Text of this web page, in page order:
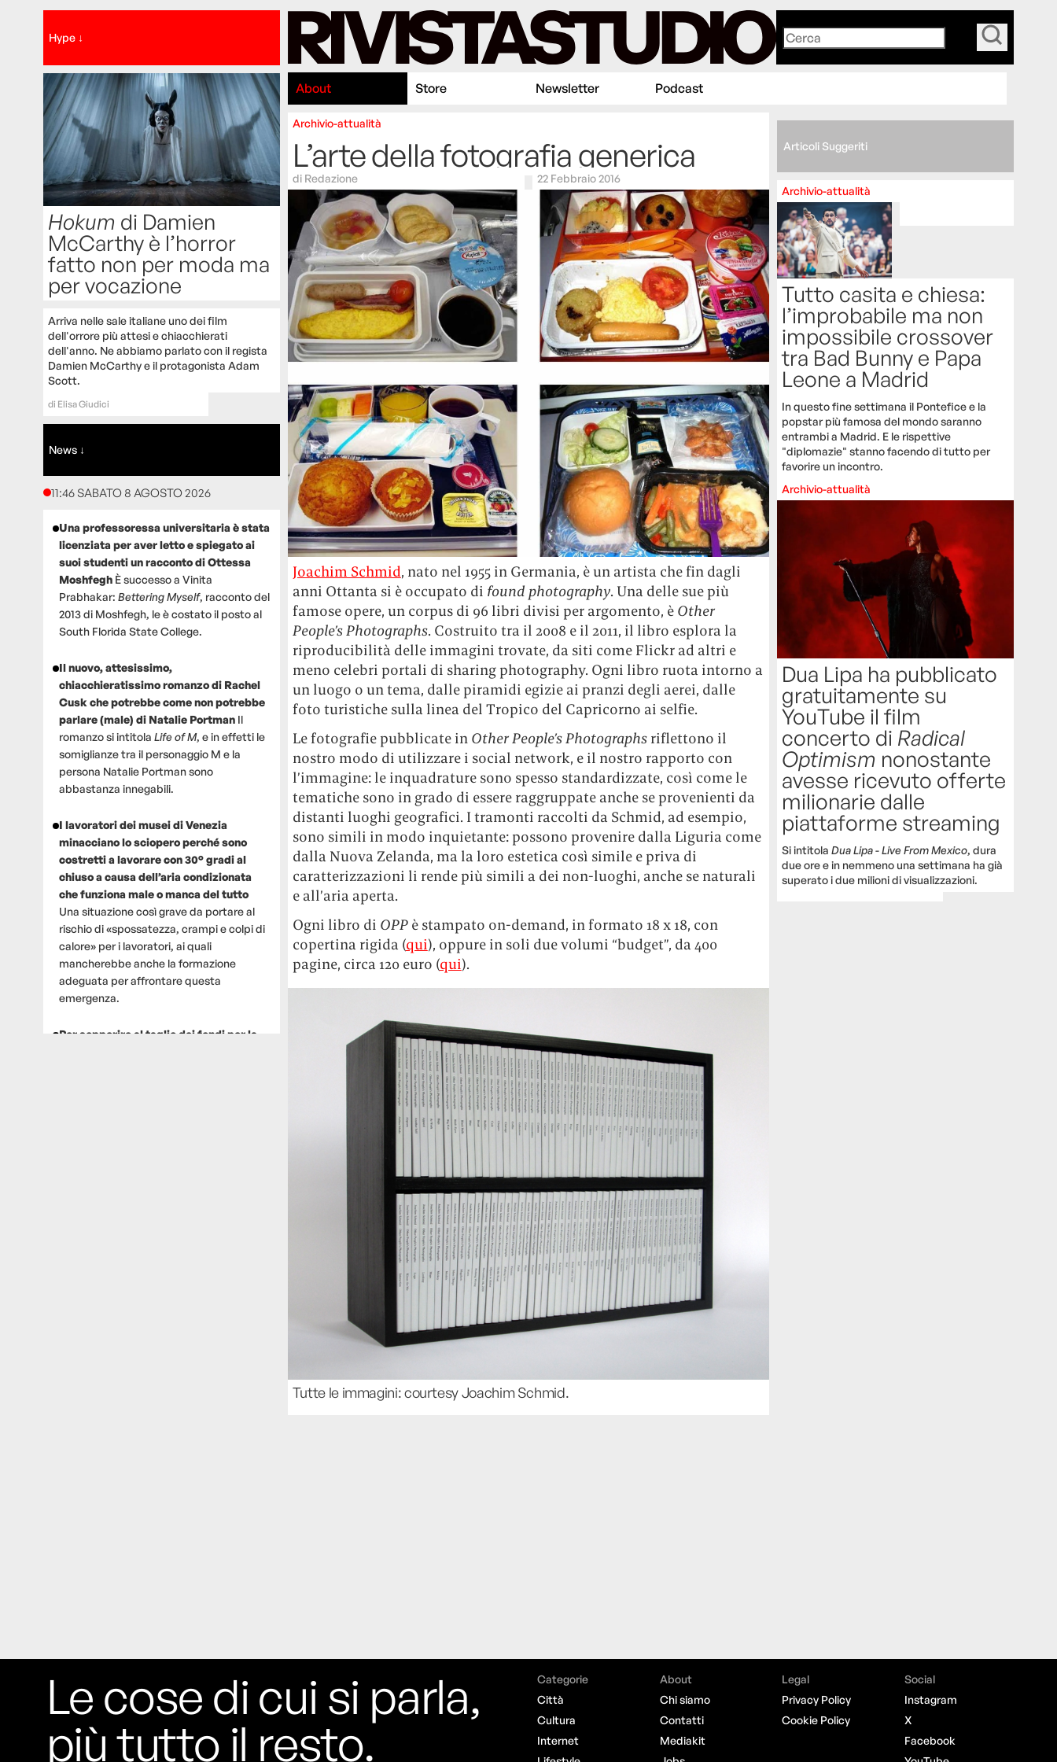
Hype ↓
Hokum di Damien
McCarthy è l’horror
fatto non per moda ma
per vocazione
Arriva nelle sale italiane uno dei film
dell'orrore più attesi e chiacchierati
dell'anno. Ne abbiamo parlato con il regista
Damien McCarthy e il protagonista Adam
Scott.
di Elisa Giudici
News ↓
11:46 SABATO 8 AGOSTO 2026
Una professoressa universitaria è stata
licenziata per aver letto e spiegato ai
suoi studenti un racconto di Ottessa
Moshfegh È successo a Vinita
Prabhakar: Bettering Myself, racconto del
2013 di Moshfegh, le è costato il posto al
South Florida State College.
Il nuovo, attesissimo,
chiacchieratissimo romanzo di Rachel
Cusk che potrebbe come non potrebbe
parlare (male) di Natalie Portman Il
romanzo si intitola Life of M, e in effetti le
somiglianze tra il personaggio M e la
persona Natalie Portman sono
abbastanza innegabili.
I lavoratori dei musei di Venezia
minacciano lo sciopero perché sono
costretti a lavorare con 30° gradi al
chiuso a causa dell’aria condizionata
che funziona male o manca del tutto
Una situazione così grave da portare al
rischio di «spossatezza, crampi e colpi di
calore» per i lavoratori, ai quali
mancherebbe anche la formazione
adeguata per affrontare questa
emergenza.
Per sopperire al taglio dei fondi per la
ha fatto insieme al collettivo LATIN
MAFIA, registrato tutto a Città del
Messico e intitolato (didascalicamente
ma efficacemente) 9 months & 50 hours.
About Store Newsletter Podcast
Archivio-attualità
L’arte della fotografia generica
di Redazione 22 Febbraio 2016
Joachim Schmid, nato nel 1955 in Germania, è un artista che fin dagli
anni Ottanta si è occupato di found photography. Una delle sue più
famose opere, un corpus di 96 libri divisi per argomento, è Other
People’s Photographs. Costruito tra il 2008 e il 2011, il libro esplora la
riproducibilità delle immagini trovate, da siti come Flickr ad altri e
meno celebri portali di sharing photography. Ogni libro ruota intorno a
un luogo o un tema, dalle piramidi egizie ai pranzi degli aerei, dalle
foto turistiche sulla linea del Tropico del Capricorno ai selfie.
Le fotografie pubblicate in Other People’s Photographsriflettono il
nostro modo di utilizzare i social network, e il nostro rapporto con
l’immagine: le inquadrature sono spesso standardizzate, così come le
tematiche sono in grado di essere raggruppate anche se provenienti da
distanti luoghi geografici. I tramonti raccolti da Schmid, ad esempio,
sono simili in modo inquietante: possono provenire dalla Liguria come
dalla Nuova Zelanda, ma la loro estetica così simile e priva di
caratterizzazioni li rende più simili a dei non-luoghi, anche se naturali
e all’aria aperta.
Ogni libro di OPPè stampato on-demand, in formato 18 x 18, con
copertina rigida (qui), oppure in soli due volumi “budget”, da 400
pagine, circa 120 euro (qui).
Tutte le immagini: courtesy Joachim Schmid.
Articoli Suggeriti
Archivio-attualità
Tutto casita e chiesa:
l’improbabile ma non
impossibile crossover
tra Bad Bunny e Papa
Leone a Madrid
In questo fine settimana il Pontefice e la
popstar più famosa del mondo saranno
entrambi a Madrid. E le rispettive
"diplomazie" stanno facendo di tutto per
favorire un incontro.
Archivio-attualità
Dua Lipa ha pubblicato
gratuitamente su
YouTube il film
concerto di Radical
Optimism nonostante
avesse ricevuto offerte
milionarie dalle
piattaforme streaming
Si intitolaDua Lipa - Live From Mexico, dura
due ore e in nemmeno una settimana ha già
superato i due milioni di visualizzazioni.
Le cose di cui si parla,
più tutto il resto.
Categorie
Città
Cultura
Internet
About
Chi siamo
Contatti
Mediakit
Legal
Privacy Policy
Cookie Policy
Social
Instagram
X
Facebook